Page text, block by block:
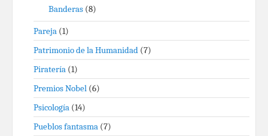
Banderas (8)
Pareja (1)
Patrimonio de la Humanidad (7)
Piratería (1)
Premios Nobel (6)
Psicología (14)
Pueblos fantasma (7)